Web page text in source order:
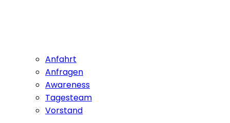
Anfahrt
Anfragen
Awareness
Tagesteam
Vorstand